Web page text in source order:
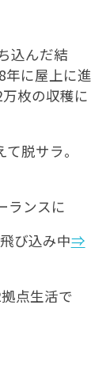
込んだ結
年に屋上に進
枚の収穫に
脱サラ。
ランスに
び込み中⇒
点生活で